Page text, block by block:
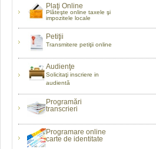
Plaţi Online
Plăteşte online taxele şi
impozitele locale
Petiţii
Transmitere petiţii online
Audienţe
Solicitaţi inscriere in
audientă
Programări
transcrieri
Programare online
carte de identitate